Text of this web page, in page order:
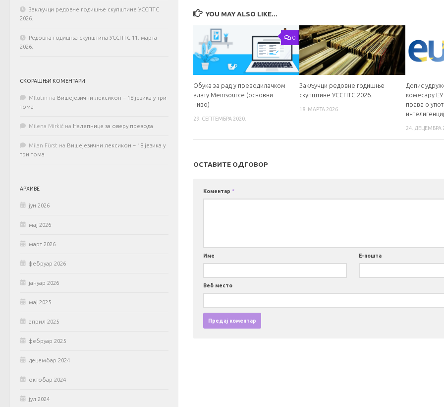
YOU MAY ALSO LIKE...
0
Обука за рад у преводилачком
алату Memsource (основни
ниво)
29. СЕПТЕМБРА 2020.
Закључци редовне годишње
скупштине УССПТС 2026.
18. МАРТА 2026.
Допис
комесару ЕУ
права o
24. ДЕЦЕМБРА
ОСТАВИТЕ ОДГОВОР
Коментар *
Име Е-пошта
Веб место
Закључци редовне годишње скупштине УССПТС
2026.
Редовна годишња скупштина УССПТС 11. марта
2026.
СКОРАШЊИ КОМЕНТАРИ
MIlutin на Вишејезични лексикон – 18 језика у три
тома
Milena Mirkić на Налепнице за оверу превода
Milan Fürst на Вишејезични лексикон – 18 језика у
три тома
АРХИВЕ
јун 2026
мај 2026
март 2026
фебруар 2026
јануар 2026
мај 2025
април 2025
фебруар 2025
децембар 2024
октобар 2024
јул 2024